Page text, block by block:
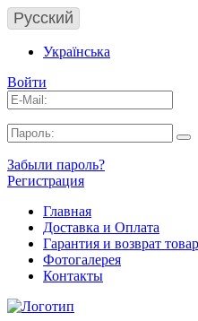
Русский
Українська
Войти
Забыли пароль?
Регистрация
Главная
Доставка и Оплата
Гарантия и возврат
Фотогалерея
Контакты